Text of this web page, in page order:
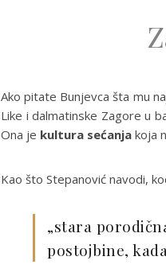
Ako pitate Bunjevca šta mu
Like i dalmatinske Zagore u
Ona je kultura sećanja koja
Kao što Stepanović navodi,
„stara
postojbine,